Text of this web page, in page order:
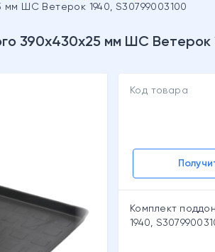
ШС Ветерок 1940, S30799003100
390x430x25 мм ШС Ветерок
Код товара
Комплект
1940,